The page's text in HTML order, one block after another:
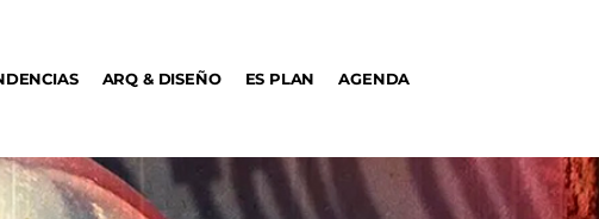
ARQ & DISEÑO ES PLAN AGENDA